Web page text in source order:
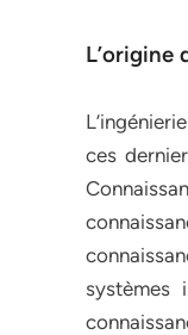
L’origine
ces
systèmes